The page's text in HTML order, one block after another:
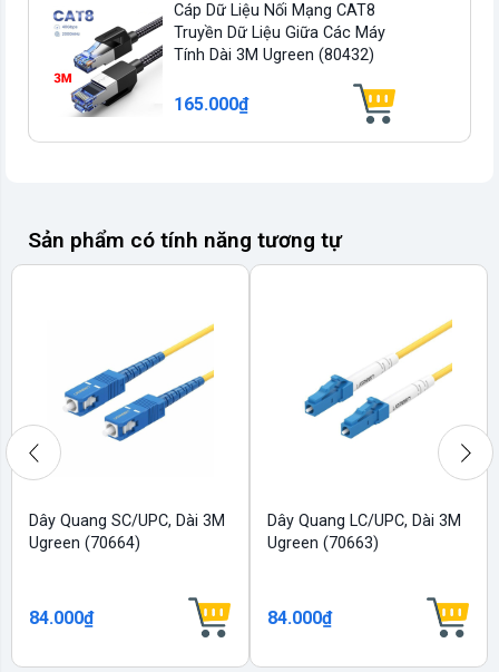
Cáp Dữ Liệu Nối Mạng CAT8
Truyền Dữ Liệu Giữa Các Máy
Tính Dài 3M Ugreen (80432)
165.000₫
Sản phẩm có tính năng tương tự
Dây Quang SC/UPC, Dài 3M
Ugreen (70664)
84.000₫
Dây Quang LC/UPC, Dài 3M
Ugreen (70663)
84.000₫